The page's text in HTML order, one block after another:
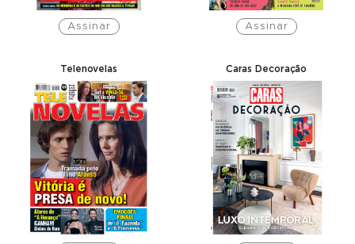
Assinar Assinar
Telenovelas Caras Decoração